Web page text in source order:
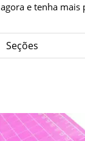
e tenha